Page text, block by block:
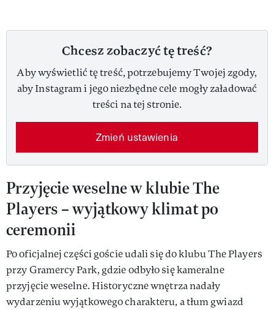
Chcesz zobaczyć tę treść?
Aby wyświetlić tę treść, potrzebujemy Twojej zgody,
aby Instagram i jego niezbędne cele mogły załadować
treści na tej stronie.
Zmień ustawienia
Przyjęcie weselne w klubie The
Players – wyjątkowy klimat po
ceremonii
Po oficjalnej części goście udali się do klubu The Players
przy Gramercy Park, gdzie odbyło się kameralne
przyjęcie weselne. Historyczne wnętrza nadały
wydarzeniu wyjątkowego charakteru, a tłum gwiazd